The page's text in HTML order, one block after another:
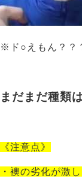
※ド○えもん？？
まだまだ種類
《注意点》
・襖の劣化が激